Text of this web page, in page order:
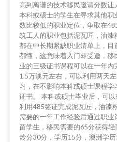
高到离谱的技术移民邀请分数
本科或硕士的学生在寻求其他
数比较低的职业定位，争取在
筑工人的职业包括泥瓦匠，油
都在中长期紧缺职业清单上，
都懂，这意味着入门即受邀，
业的三级证书课程可以在一年
1.5万澳元左右，可以利用两天
习，在不影响本科或硕士课程
证书。 本科或硕士毕业后，可
利用485签证完成泥瓦匠，油漆
需要的一年工作经验后通过职
留学生，移民需要的65分获得
龄分30分，学历15分，澳洲学